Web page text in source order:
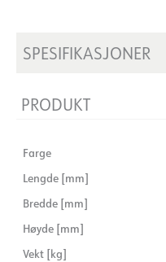
SPESIFIKASJONER
PRODUKT
Farge
Lengde [mm]
Bredde [mm]
Høyde [mm]
Vekt [kg]